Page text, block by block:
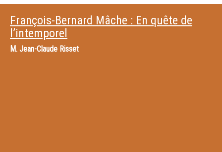
François-Bernard Mâche : En quête de
l’intemporel
M. Jean-Claude Risset